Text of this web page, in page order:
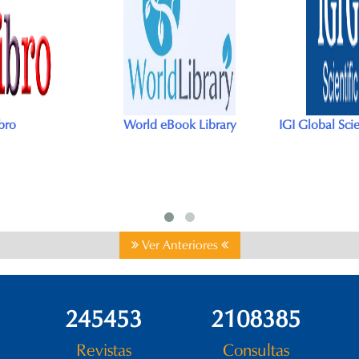
Library IGI Global Scientific Publishing
Descubre
Ver Anteriores
294544
Revistas
2530062
Consultas